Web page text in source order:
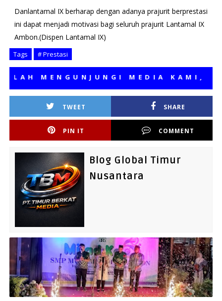
Danlantamal IX berharap dengan adanya prajurit berprestasi
ini dapat menjadi motivasi bagi seluruh prajurit Lantamal IX
Ambon.(Dispen Lantamal IX)
Tags # Prestasi
MEDIA KAMI, SEMOGA
TWEET SHARE
PIN IT COMMENT
Blog Global Timur
Nusantara